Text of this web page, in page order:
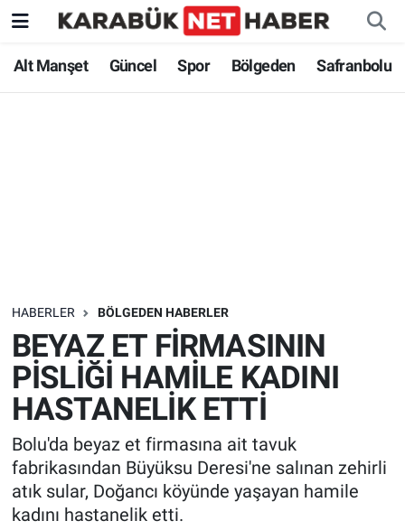
Alt Manşet Güncel Spor Bölgeden Safranbolu
HABERLER BÖLGEDEN HABERLER
BEYAZ ET FİRMASININ
PİSLİĞİ HAMİLE KADINI
HASTANELİK ETTİ
Bolu'da beyaz et firmasına ait tavuk
fabrikasından Büyüksu Deresi'ne salınan zehirli
atık sular, Doğancı köyünde yaşayan hamile
kadını hastanelik etti.